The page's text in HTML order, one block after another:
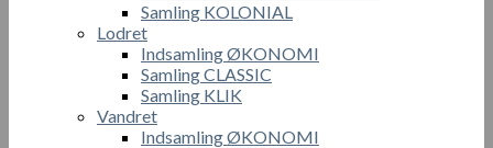
Samling KOLONIAL
Lodret
Indsamling ØKONOMI
Samling CLASSIC
Samling KLIK
Vandret
Indsamling ØKONOMI